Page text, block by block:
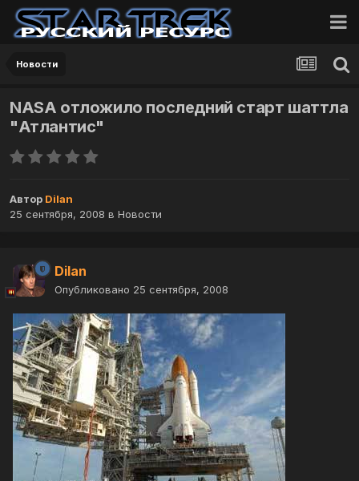
Новости
NASA отложило последний старт шаттла
"Атлантис"
Автор Dilan
25 сентября, 2008 в Новости
Dilan
Опубликовано 25 сентября, 2008